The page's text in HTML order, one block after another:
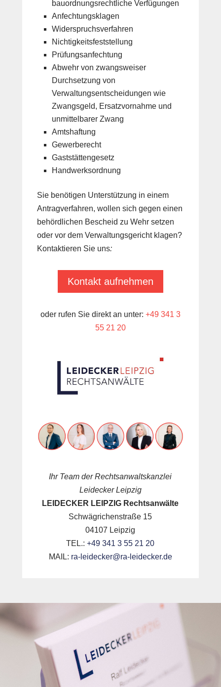
bauordnungsrechtliche Verfügungen
Anfechtungsklagen
Widerspruchsverfahren
Nichtigkeitsfeststellung
Prüfungsanfechtung
Abwehr von zwangsweiser
Durchsetzung von
Verwaltungsentscheidungen wie
Zwangsgeld, Ersatzvornahme und
unmittelbarer Zwang
Amtshaftung
Gewerberecht
Gaststättengesetz
Handwerksordnung
Sie benötigen Unterstützung in einem
Antragverfahren, wollen sich gegen einen
behördlichen Bescheid zu Wehr setzen
oder vor dem Verwaltungsgericht klagen?
Kontaktieren Sie uns:
Kontakt aufnehmen
oder rufen Sie direkt an unter: +49 341 3
55 21 20
Ihr Team der Rechtsanwaltskanzlei
Leidecker Leipzig
LEIDECKER LEIPZIG Rechtsanwälte
Schwägrichenstraße 15
04107 Leipzig
TEL.:+49 341 3 55 21 20
MAIL: ra-leidecker@ra-leidecker.de